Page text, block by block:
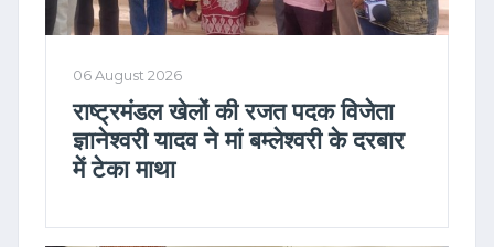
06 August 2026
राष्ट्रमंडल खेलों की रजत पदक विजेता
ज्ञानेश्वरी यादव ने मां बम्लेश्वरी के दरबार
में टेका माथा